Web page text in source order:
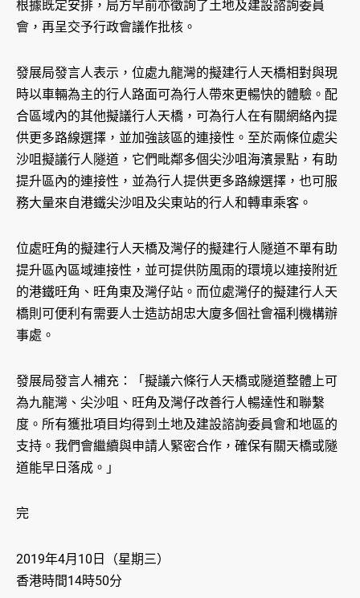
根據既定安排，局方早前亦徵詢了土地及建設諮詢委員
會，再呈交予行政會議作批核。
發展局發言人表示，位處九龍灣的擬建行人天橋相對與現
時以車輛為主的行人路面可為行人帶來更暢快的體驗。配
合區域內的其他擬議行人天橋，可為行人在有關網絡內提
供更多路線選擇，並加強該區的連接性。至於兩條位處尖
沙咀擬議行人隧道，它們毗鄰多個尖沙咀海濱景點，有助
提升區內的連接性，並為行人提供更多路線選擇，也可服
務大量來自港鐵尖沙咀及尖東站的行人和轉車乘客。
位處旺角的擬建行人天橋及灣仔的擬建行人隧道不單有助
提升區內區域連接性，並可提供防風雨的環境以連接附近
的港鐵旺角、旺角東及灣仔站。而位處灣仔的擬建行人天
橋則可便利有需要人士造訪胡忠大廈多個社會福利機構辦
事處。
發展局發言人補充：「擬議六條行人天橋或隧道整體上可
為九龍灣、尖沙咀、旺角及灣仔改善行人暢達性和聯繫
度。所有獲批項目均得到土地及建設諮詢委員會和地區的
支持。我們會繼續與申請人緊密合作，確保有關天橋或隧
道能早日落成。」
完
2019年4月10日（星期三）
香港時間14時50分